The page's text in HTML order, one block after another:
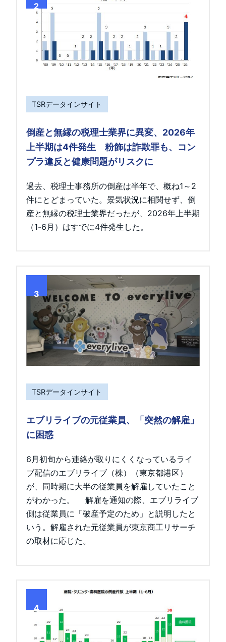
2
TSRデータインサイト
倒産と無縁の税理士業界に異変、2026年
上半期は4件発生 粉飾は詐欺罪も、コン
プラ違反と健康問題がリスクに
過去、税理士事務所の倒産は半年で、概ね1～2
件にとどまっていた。景気状況に相関せず、倒
産と無縁の税理士業界だったが、2026年上半期
（1-6月）はすでに4件発生した。
3
TSRデータインサイト
エブリライブの元従業員、「突然の解雇」
に困惑
6月初旬から連絡が取りにくくなっているライ
ブ配信のエブリライブ（株）（東京都港区）
が、同時期に大半の従業員を解雇していたこと
がわかった。 解雇を通知の際、エブリライブ
側は従業員に「破産予定のため」と説明したと
いう。解雇された元従業員が東京商工リサーチ
の取材に応じた。
4